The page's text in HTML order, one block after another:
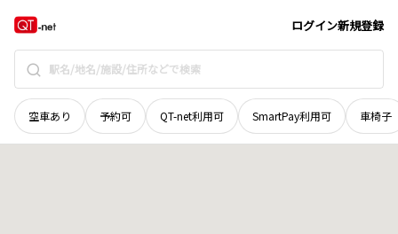
ログイン新規登録
空車あり 予約可 QT-net利用可 SmartPay利用可 車椅子
青森県